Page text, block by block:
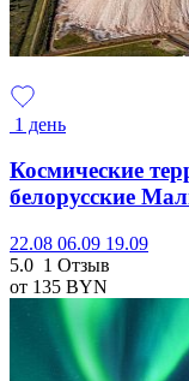
1 день
Космические
белорусские
22.08 06.09 19.09
5.0 1 Отзыв
от 135 BYN